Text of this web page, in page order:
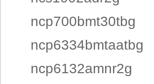
ncp700bmt30tbg
ncp6334bmtaatbg
ncp6132amnr2g